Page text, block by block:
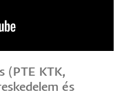
(PTE KTK,
és